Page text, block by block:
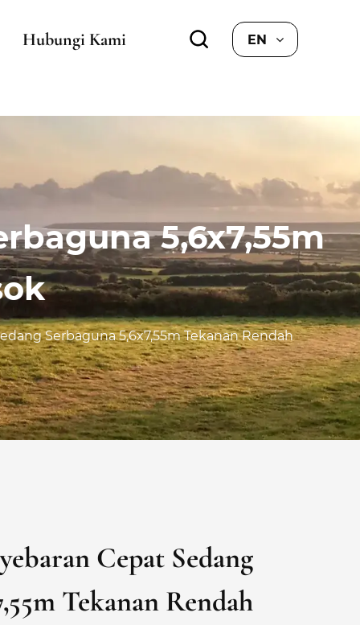
Hubungi Kami EN
5,6x7,55m
Serbaguna 5,6x7,55m Tekanan Rendah
Cepat Sedang
Tekanan Rendah